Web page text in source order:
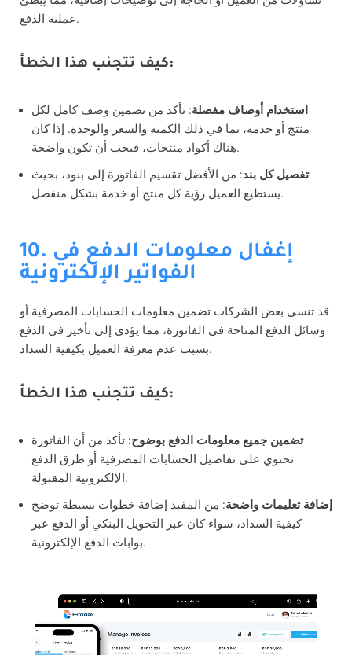
عملية الدفع.
كيف تتجنب هذا الخطأ:
استخدام أوصاف مفصلة: تأكد من تضمين وصف كامل لكل
منتج أو خدمة، بما في ذلك الكمية والسعر والوحدة. إذا كان
هناك أكواد منتجات، فيجب أن تكون واضحة.
تفصيل كل بند: من الأفضل تقسيم الفاتورة إلى بنود، بحيث
يستطيع العميل رؤية كل منتج أو خدمة بشكل منفصل.
10. إغفال معلومات الدفع في
الفواتير الإلكترونية
قد تنسى بعض الشركات تضمين معلومات الحسابات المصرفية أو
وسائل الدفع المتاحة في الفاتورة، مما يؤدي إلى تأخير في الدفع
بسبب عدم معرفة العميل بكيفية السداد.
كيف تتجنب هذا الخطأ:
تضمين جميع معلومات الدفع بوضوح: تأكد من أن الفاتورة
تحتوي على تفاصيل الحسابات المصرفية أو طرق الدفع
الإلكترونية المقبولة.
إضافة تعليمات واضحة: من المفيد إضافة خطوات بسيطة توضح
كيفية السداد، سواء كان عبر التحويل البنكي أو الدفع عبر
بوابات الدفع الإلكترونية.